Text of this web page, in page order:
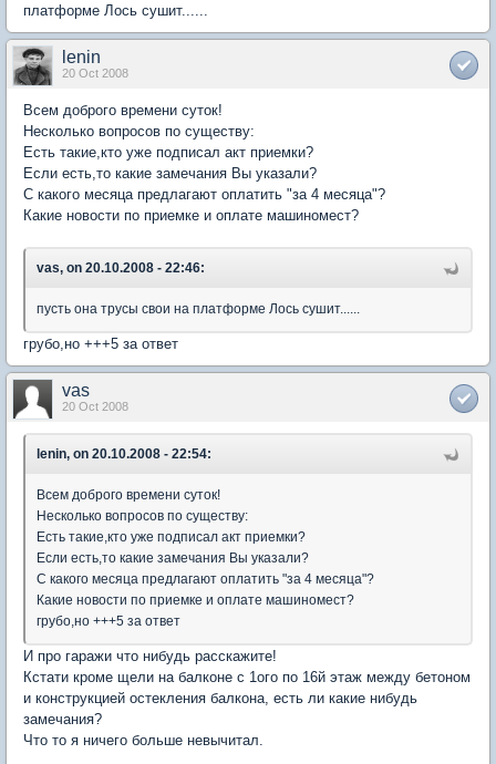
платформе Лось сушит......
lenin
20 Oct 2008
Всем доброго времени суток!
Несколько вопросов по существу:
Есть такие,кто уже подписал акт приемки?
Если есть,то какие замечания Вы указали?
С какого месяца предлагают оплатить "за 4 месяца"?
Какие новости по приемке и оплате машиномест?
vas, on 20.10.2008 - 22:46:
пусть она трусы свои на платформе Лось сушит......
грубо,но +++5 за ответ
vas
20 Oct 2008
lenin, on 20.10.2008 - 22:54:
Всем доброго времени суток!
Несколько вопросов по существу:
Есть такие,кто уже подписал акт приемки?
Если есть,то какие замечания Вы указали?
С какого месяца предлагают оплатить "за 4 месяца"?
Какие новости по приемке и оплате машиномест?
грубо,но +++5 за ответ
И про гаражи что нибудь расскажите!
Кстати кроме щели на балконе с 1ого по 16й этаж между бетоном
и конструкцией остекления балкона, есть ли какие нибудь
замечания?
Что то я ничего больше невычитал.